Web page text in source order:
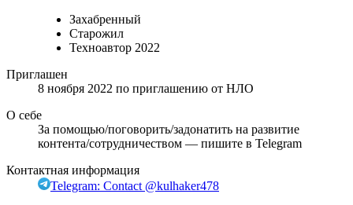
Захабренный
Старожил
Техноавтор 2022
Приглашен
8 ноября 2022 по приглашению от НЛО
О себе
За помощью/поговорить/задонатить на развитие
контента/сотрудничеством — пишите в Telegram
Контактная информация
Telegram: Contact @kulhaker478